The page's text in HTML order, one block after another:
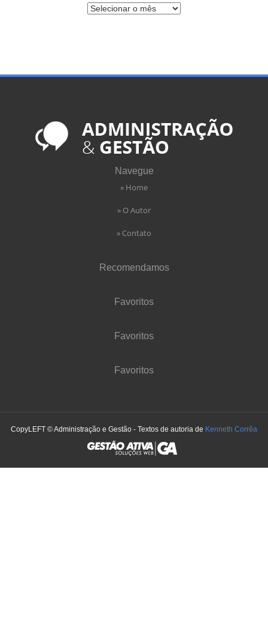
Navegue
» Home
» O Autor
» Contato
Recomendamos
Favoritos
Favoritos
Favoritos
CopyLEFT © Administração e Gestão - Textos de autoria de Kenneth Corrêa